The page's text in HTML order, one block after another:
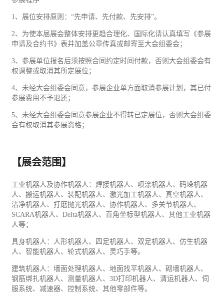
1、展位安排原则：“先申请、先付款、先安排”。
2、为使本届展会整体安排更趋合理化、国际化请认真填写《参展
申请及合约书》表并加盖公章传真或邮寄至大会组委会；
3、参展单位报名后须按照合同约定时间付款，否则大会组委会有
权调整或取消其所定展位；
4、未经大会组委会同意，参展企业单方面取消参展计划，其已付
参展费用不予退还；
5、未经大会组委会同意参展企业不得转已定展位，否则大会组委
会有权取消其参展资格；
【展会范围】
工业机器人及协作机器人：焊接机器人、喷涂机器人、码垛机器
人、搬运机器人、装配机器人、激光加工机器人、真空机器人、
洁净机器人、打磨抛光机器人、协作机器人、多关节机器人、
SCARA机器人、Delta机器人、直角坐标型机器人、其他工业机器
人等；
具身机器人：人形机器人、四足机器人、双足机器人、仿生机器
人、智能机器人、轮式机器人、灵巧手等。
建筑机器人：墙面处理机器人、地面找平机器人、砌墙机器人、
钢筋绑扎机器人、测量机器人、3D打印机器人、清运机器人、伺
服系统、减速器、控制系统、其他零部件等。